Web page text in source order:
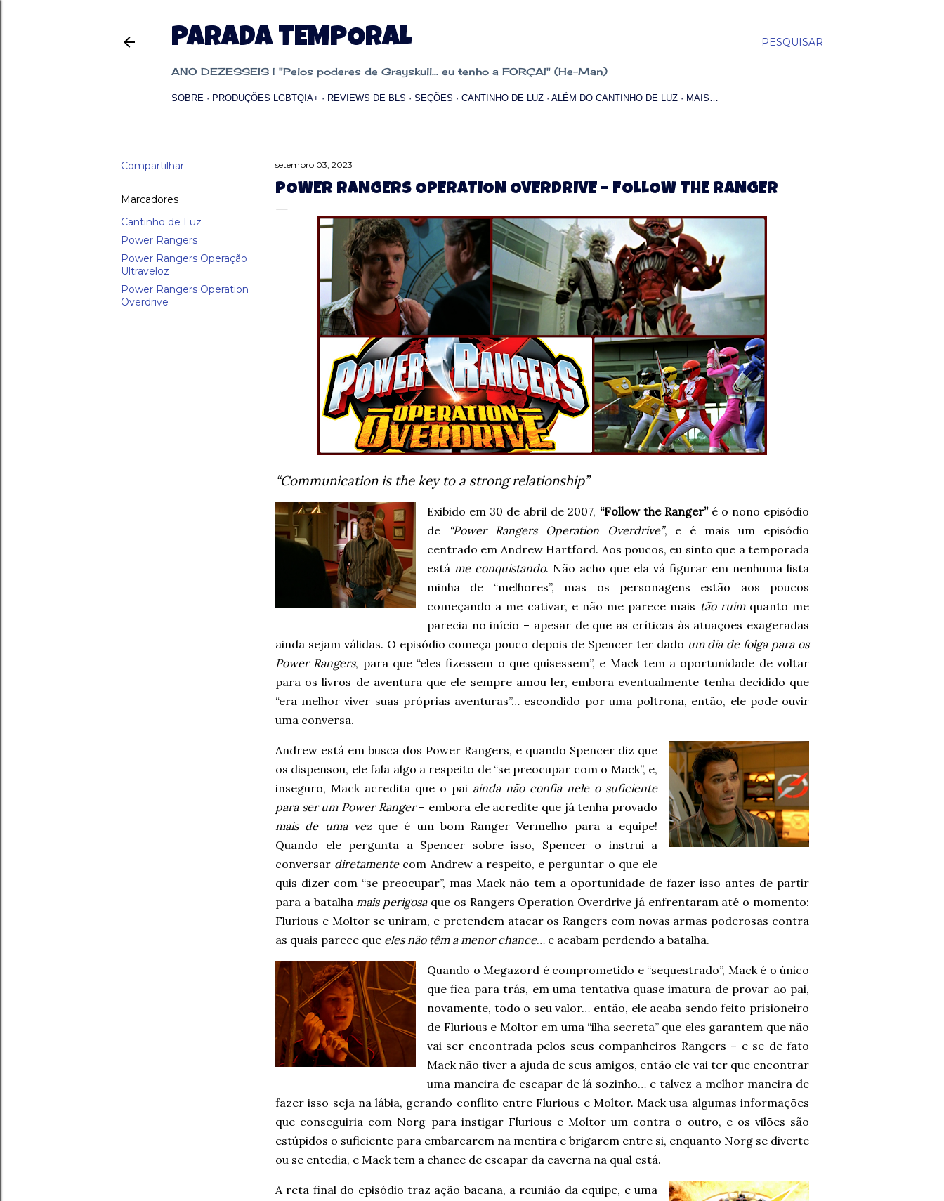
PESQUISAR
PARADA TEMPORAL
ANO DEZESSEIS | "Pelos poderes de Grayskull... eu tenho a FORÇA!" (He-Man)
SOBRE PRODUÇÕES LGBTQIA+ REVIEWS DE BLS SEÇÕES CANTINHO DE LUZ ALÉM DO CANTINHO DE LUZ MAIS…
Compartilhar
Marcadores
Cantinho de Luz
Power Rangers
Power Rangers Operação
Ultraveloz
Power Rangers Operation
Overdrive
setembro 03, 2023
POWER RANGERS OPERATION OVERDRIVE – FOLLOW THE RANGER
“Communication is the key to a strong relationship”
Exibido em 30 de abril de 2007, “Follow the Ranger”é o nono episódio
de
“Power Rangers Operation Overdrive”, e é mais um episódio
centrado em Andrew Hartford. Aos poucos, eu sinto que a temporada
está me conquistando. Não acho que ela vá figurar em nenhuma lista
minha de “melhores”, mas os personagens estão aos poucos
começando a me cativar, e não me parece mais tão ruimquanto me
parecia no início – apesar de que as críticas às atuações exageradas
ainda sejam válidas. O episódio começa pouco depois de Spencer ter dado um dia de folga para os
Power Rangers, para que “eles fizessem o que quisessem”, e Mack tem a oportunidade de voltar
para os livros de aventura que ele sempre amou ler, embora eventualmente tenha decidido que
“era melhor viver suas próprias aventuras”… escondido por uma poltrona, então, ele pode ouvir
uma conversa.
Andrew está em busca dos Power Rangers, e quando Spencer diz que
os dispensou, ele fala algo a respeito de “se preocupar com o Mack”, e,
inseguro, Mack acredita que o pai ainda não confia nele o suficiente
para ser um Power Ranger– embora ele acredite que já tenha provado
mais de uma vezque é um bom Ranger Vermelho para a equipe!
Quando ele pergunta a Spencer sobre isso, Spencer o instrui a
conversar diretamentecom Andrew a respeito, e perguntar o que ele
quis dizer com “se preocupar”, mas Mack não tem a oportunidade de fazer isso antes de partir
para a batalhamais perigosaque os Rangers Operation Overdrive já enfrentaram até o momento:
Flurious e Moltor se uniram, e pretendem atacar os Rangers com novas armas poderosas contra
as quais parece que eles não têm a menor chance… e acabam perdendo a batalha.
Quando o Megazord é comprometido e “sequestrado”, Mack é o único
que fica para trás, em uma tentativa quase imatura de provar ao pai,
novamente, todo o seu valor… então, ele acaba sendo feito prisioneiro
de Flurious e Moltor em uma “ilha secreta” que eles garantem que não
vai ser encontrada pelos seus companheiros Rangers – e se de fato
Mack não tiver a ajuda de seus amigos, então ele vai ter que encontrar
uma maneira de escapar de lá sozinho… e talvez a melhor maneira de
fazer isso seja na lábia, gerando conflito entre Flurious e Moltor. Mack usa algumas informações
que conseguiria com Norg para instigar Flurious e Moltor um contra o outro, e os vilões são
estúpidos o suficiente para embarcarem na mentira e brigarem entre si, enquanto Norg se diverte
ou se entedia, e Mack tem a chance de escapar da caverna na qual está.
A reta final do episódio traz ação bacana, a reunião da equipe, e uma